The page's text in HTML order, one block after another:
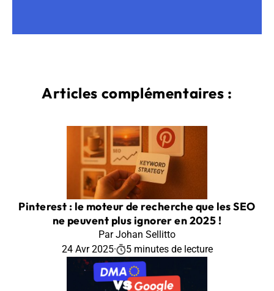
Articles complémentaires :
Pinterest : le moteur de recherche que les SEO
ne peuvent plus ignorer en 2025 !
Par Johan Sellitto
24 Avr 2025· 5 minutes de lecture